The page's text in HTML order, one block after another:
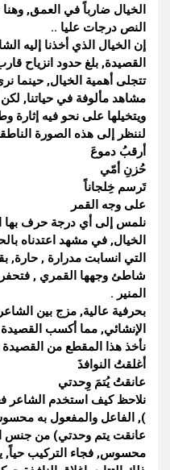
الخيال ضارباً في العمق,
النص درجات عليا ..
إن الخيال الذي أخذنا إليه
القصيدة, بلغ حدود انزياح قارب
تتجلى أهمية الخيال, حينما
مشاهد مألوفة في حياتنا,
ويتخيلها على نحو فيه إثارة
لننظر إلى هذه الصورة
أرقبُ دموعَ
حُزنِ أمّي
تَرسم خِلجاناً
على وجه القمر
نلمس إلى أي درجة حرف بها
الخيال, في مشهد اعتدناه
التي انسابت مدرارة ,
شاطئ وجهها القمري , فتحفر
المنير .
بحرفية عالية, مزج بين
الإنشائي, مما أكسب
نأخذ هذا المقطع من القصيدة
أغلقتُ النوافذَ
عانقتُ يُتمَ وِحدتي
نلاحظ كيف استخدم الشاعر
), الفاعل والمفعول به
عانقت يتم وحدتي) من جنس
محسوس, فجاء التركيب حياً,